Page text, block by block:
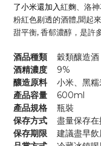
了小米還加入紅麴、洛
粉紅色剔透的酒體,聞起
甜平衡, 香郁濃醇，是許
酒品種類 穀類釀造酒
酒精濃度 9%
釀造原料小米、黑糯
產品容量 600ml
產品規格 瓶裝
保存方式 盡量保存在
保存期限 建議盡早飲